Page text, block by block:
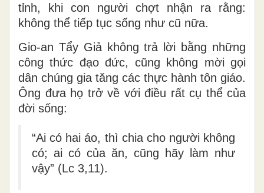
tỉnh, khi con người chợt nhận ra rằng:
không thể tiếp tục sống như cũ nữa.
Gio-an Tẩy Giả không trả lời bằng những
công thức đạo đức, cũng không mời gọi
dân chúng gia tăng các thực hành tôn giáo.
Ông đưa họ trở về với điều rất cụ thể của
đời sống:
“Ai có hai áo, thì chia cho người không
có; ai có của ăn, cũng hãy làm như
vậy” (Lc 3,11).